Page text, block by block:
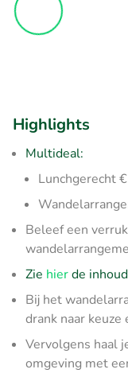
Highlights
Multideal:
Lunchgerecht
Beleef een
Zie hierde
Bij het
drank naar
Vervolgens haal
omgeving met